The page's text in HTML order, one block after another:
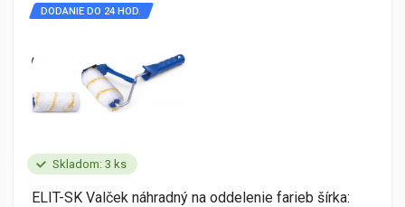
Skladom: 3 ks
DODANIE DO 24 HOD.
ELIT-SK Valček náhradný na oddelenie farieb šírka: